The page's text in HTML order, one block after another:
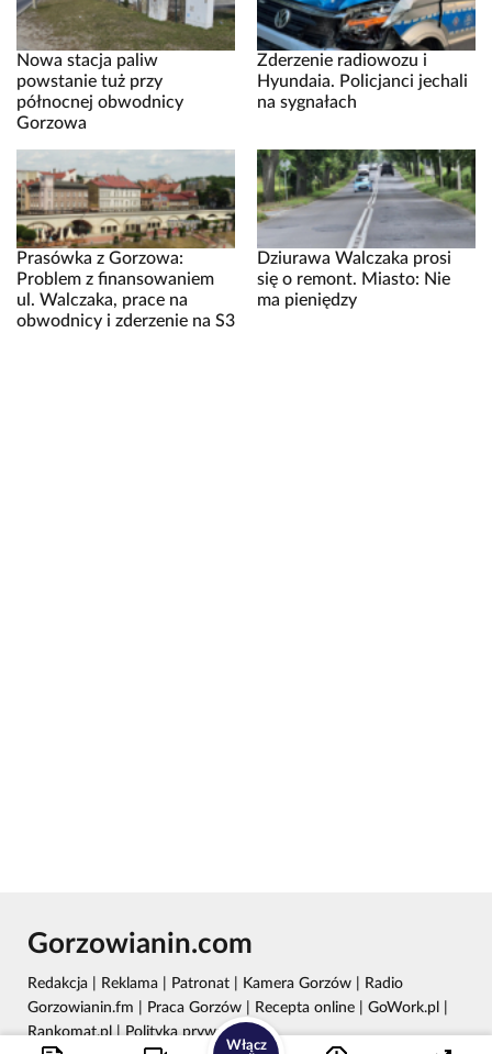
Nowa stacja paliw
powstanie tuż przy
północnej obwodnicy
Gorzowa
Zderzenie radiowozu i
Hyundaia. Policjanci jechali
na sygnałach
Prasówka z Gorzowa:
Problem z finansowaniem
ul. Walczaka, prace na
obwodnicy i zderzenie na S3
Dziurawa Walczaka prosi
się o remont. Miasto: Nie
ma pieniędzy
Włącz
Gorzowianin.com
Redakcja Reklama Patronat Kamera Gorzów
Radio
Gorzowianin.fm
Praca Gorzów Recepta online GoWork.pl
Rankomat.pl|Polityka prywatności